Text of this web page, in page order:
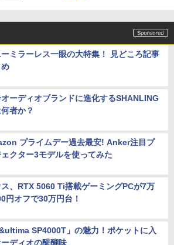
ーミラーレス一眼の大特集！ 見どころ記事
め
ーディオブランドに進化するSHANLING
者か？
プライムデー過去最安! Anker注目プ
ェクター3モデルを使ってみた
ス、RTX 5060 Ti搭載ゲーミングPCが7万
円オフで30万円台！
SP4000T」の魅力！ポケットに入
ディオの醍醐味